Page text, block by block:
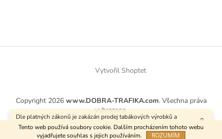
Tento web používá soubory cookie. Dalším procházením tohoto webu
vyjadřujete souhlas s jejich používáním.
ROZUMÍM
Dle platných zákonů je zakázán prodej tabákových výrobků a
kuřáckých pomůcek osobám mladším 18 let.
Vytvořil Shoptet
Copyright 2026 www.DOBRA-TRAFIKA.com. Všechna práva
vyhrazena.